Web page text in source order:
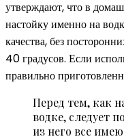
утверждают, что в
настойку именно на
качества, без
40 градусов. Если
правильно
Перед тем, как
водке, следует
из него все